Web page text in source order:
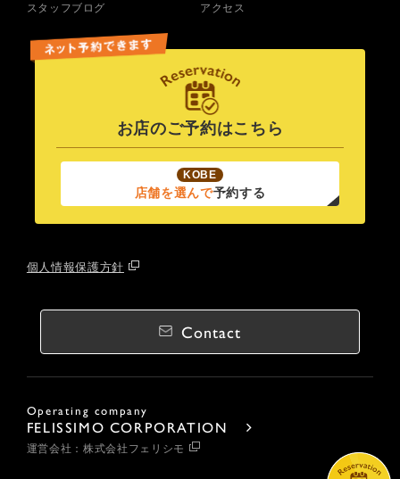
スタッフブログ アクセス
お店のご予約はこちら
KOBE
店舗を選んで予約する
個人情報保護方針
Contact
Operating company
FELISSIMO CORPORATION
運営会社：株式会社フェリシモ